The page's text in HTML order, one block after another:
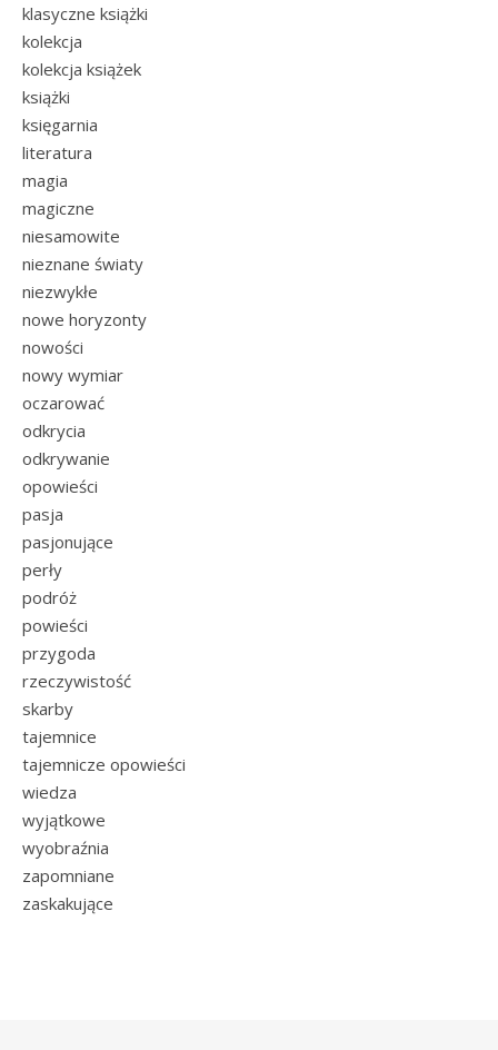
klasyczne książki
kolekcja
kolekcja książek
książki
księgarnia
literatura
magia
magiczne
niesamowite
nieznane światy
niezwykłe
nowe horyzonty
nowości
nowy wymiar
oczarować
odkrycia
odkrywanie
opowieści
pasja
pasjonujące
perły
podróż
powieści
przygoda
rzeczywistość
skarby
tajemnice
tajemnicze opowieści
wiedza
wyjątkowe
wyobraźnia
zapomniane
zaskakujące